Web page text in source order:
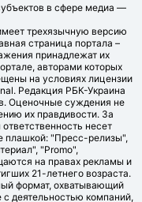
в сфере медиа —
трехязычную версию
страница портала –
принадлежат их
авторами которых
на условиях лицензии
Редакция РБК-Украина
Оценочные суждения не
их правдивости. За
несет
плашкой: "Пресс-релизы",
"Promo",
на правах рекламы и
21-летнего возраста.
формат, охватывающий
деятельностью компаний,